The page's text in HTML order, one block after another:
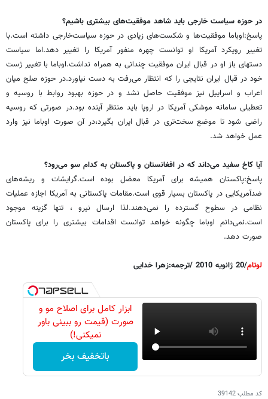
در حوزه سیاست خارجی باید شاهد موفقیت‌های بیشتری باشیم؟
پاسخ:اوباما موفقیت‌ها و شکست‌های زیادی در حوزه سیاست‌خارجی داشته است.با
تغییر رویکرد آمریکا او توانست چهره منفور آمریکا را تغییر دهد.اما سیاست
دستهای باز او در قبال ایران موفقیت چندانی به همراه نداشت.اوباما با تغییر ژست
خود در قبال ایران نتایجی را که انتظار می‌رفت به دست نیاورد.در حوزه صلح میان
اعراب و اسراییل نیز موفقیت حاصل نشد و در حوزه بهبود روابط با روسیه و
تعطیلی سامانه موشکی آمریکا در اروپا باید منتظر آینده بود.در صورتی که روسیه
راضی شود تا موضع سخت‌تری در قبال ایران بگیرد،در آن صورت اوباما نیز وارد
عمل خواهد شد.
آیا کاخ سفید می‌داند که در افغانستان و پاکستان به کدام سو می‌رود؟
پاسخ:پاکستان همیشه برای آمریکا معضل بوده است.گرایشات و ریشه‌های
ضدآمریکایی در پاکستان بسیار قوی است.مقامات پاکستانی به آمریکا اجازه عملیات
نظامی در سطوح گسترده را نمی‌دهند.لذا ارسال نیرو ، تنها گزینه موجود
است.نمی‌دانم اوباما چگونه خواهد توانست اقدامات بیشتری را برای پاکستان
صورت دهد.
لوتام/20 ژانویه 2010 /ترجمه:زهرا خدایی
ابزار کامل برای اصلاح مو و
صورت (قیمت رو ببینی باور
نمیکنی!)
باتخفیف بخر
کد مطلب39142